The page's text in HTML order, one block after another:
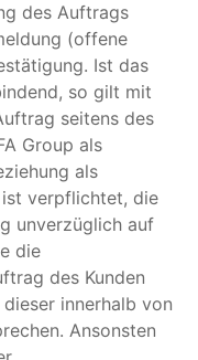
des Auftrags
(offene
Ist das
so gilt mit
seitens des
Group als
als
ist verpflichtet, die
unverzüglich auf
die
des Kunden
innerhalb von
Ansonsten